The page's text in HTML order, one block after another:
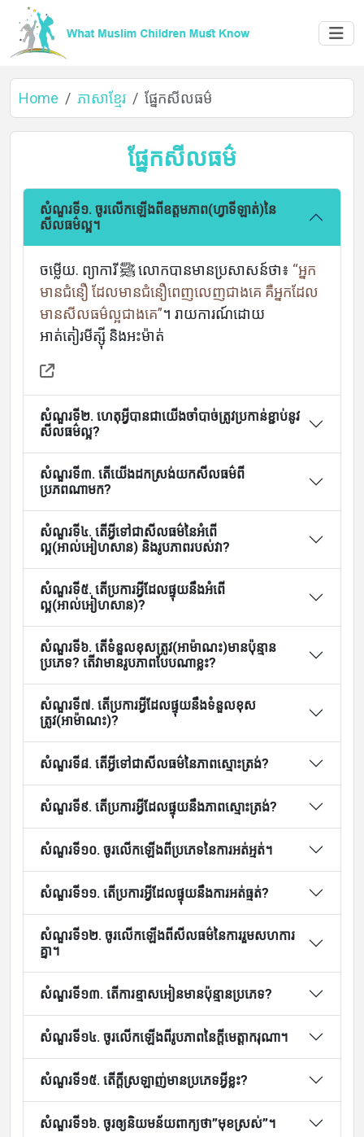
Home
About
Languages
Home ភាសាខ្មែរ ផ្នែកសីលធម៌
ផ្នែកសីលធម៌
សំណួរទី១. ចូរលើកឡើងពីឧត្តមភាព(ហ្វាទីឡាត់)នៃ
សីលធម៌ល្អ។
ចម្លើយ. ព្យាការី ﷺ លោកបានមានប្រសាសន៍ថា៖ “អ្នក
មានជំនឿ ដែលមានជំនឿពេញលេញជាងគេ គឺអ្នកដែល
មានសីលធម៌ល្អជាងគេ”។ រាយការណ៍ដោយ
អាត់តៀរមីត្ស៊ី និងអះម៉ាត់
សំណួរទី២. ហេតុអ្វីបានជាយើងចាំបាច់ត្រូវប្រកាន់ខ្ជាប់នូវ
សីលធម៌ល្អ?
សំណួរទី៣. តើយើងដកស្រង់យកសីលធម៌ពី
ប្រភពណាមក?
សំណួរទី៤. តើអ្វីទៅជាសីលធម៌នៃអំពើ
ល្អ(អាល់អៀហសាន) និងរូបភាពរបស់វា?
សំណួរទី៥. តើប្រការអ្វីដែលផ្ទុយនឹងអំពើ
ល្អ(អាល់អៀហសាន)?
សំណួរទី៦. តើទំនួលខុសត្រូវ(អាម៉ាណះ)មានប៉ុន្មាន
ប្រភេទ? តើវាមានរូបភាពបែបណាខ្លះ?
សំណួរទី៧. តើប្រការអ្វីដែលផ្ទុយនឹងទំនួលខុស
ត្រូវ(អាម៉ាណះ)?
សំណួរទី៨. តើអ្វីទៅជាសីលធម៌នៃភាពស្មោះត្រង់?
សំណួរទី៩. តើប្រការអ្វីដែលផ្ទុយនឹងភាពស្មោះត្រង់?
សំណួរទី១០. ចូរលើកឡើងពីប្រភេទនៃការអត់អ្មត់។
សំណួរទី១១. តើប្រការអ្វីដែលផ្ទុយនឹងការអត់ធ្មត់?
សំណួរទី១២. ចូរលើកឡើងពីសីលធម៌នៃការរួមសហការ
គ្នា។
សំណួរទី១៣. តើការខ្មាសអៀនមានប៉ុន្មានប្រភេទ?
សំណួរទី១៤. ចូរលើកឡើងពីរូបភាពនៃក្តីមេត្តាករុណា។
សំណួរទី១៥. តើក្តីស្រឡាញ់មានប្រភេទអ្វីខ្លះ?
សំណួរទី១៦. ចូរឲ្យនិយមន័យពាក្យថា”មុខស្រស់”។